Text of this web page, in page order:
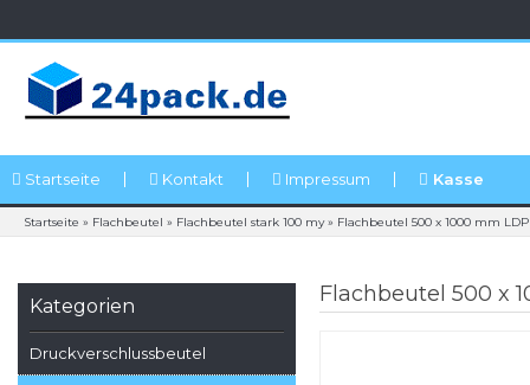
Startseite Kontakt Impressum Kasse
Startseite » Flachbeutel » Flachbeutel stark 100 my» Flachbeutel 500 x 1000 mm
Kategorien
Druckverschlussbeutel
Flachbeutel 500 x